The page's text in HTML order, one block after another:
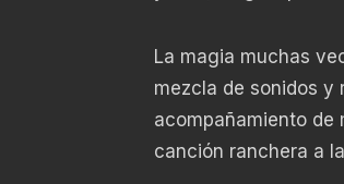
La magia muchas
mezcla de sonidos y
acompañamiento de
canción ranchera a